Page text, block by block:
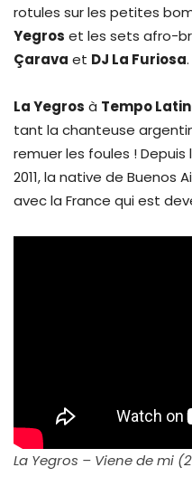
rotules sur les petites
Yegros et les sets afro-
Çarava et DJ La Furiosa.
La Yegros à Tempo
tant la chanteuse
remuer les foules !
2011, la native de Buenos
avec la France qui est
La Yegros – Viene de mi